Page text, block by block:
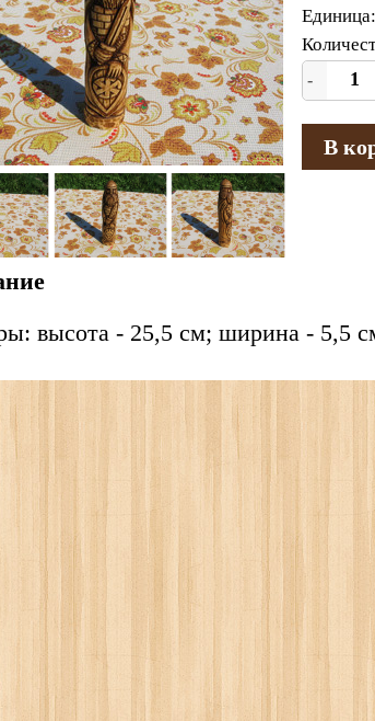
Единица:
-
В
высота - 25,5 см; ширина - 5,5